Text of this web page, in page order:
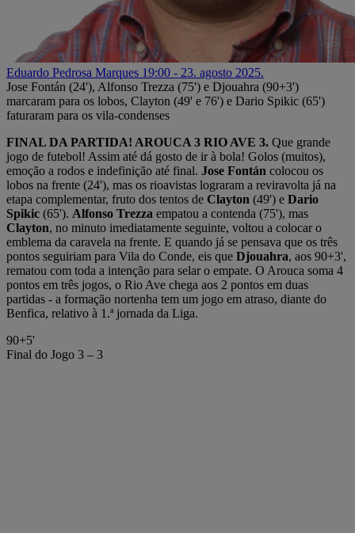
Eduardo Pedrosa Marques 19:00 - 23. agosto 2025.
Jose Fontán (24'), Alfonso Trezza (75') e Djouahra (90+3')
marcaram para os lobos, Clayton (49' e 76') e Dario Spikic (65')
faturaram para os vila-condenses
FINAL DA PARTIDA! AROUCA 3 RIO AVE 3. Que grande
jogo de futebol! Assim até dá gosto de ir à bola! Golos (muitos),
emoção a rodos e indefinição até final. Jose Fontán colocou os
lobos na frente (24'), mas os rioavistas lograram a reviravolta já na
etapa complementar, fruto dos tentos de Clayton (49') e Dario
Spikic (65'). Alfonso Trezza empatou a contenda (75'), mas
Clayton, no minuto imediatamente seguinte, voltou a colocar o
emblema da caravela na frente. E quando já se pensava que os três
pontos seguiriam para Vila do Conde, eis que Djouahra, aos 90+3',
rematou com toda a intenção para selar o empate. O Arouca soma 4
pontos em três jogos, o Rio Ave chega aos 2 pontos em duas
partidas - a formação nortenha tem um jogo em atraso, diante do
Benfica, relativo à 1.ª jornada da Liga.
90+5'
Final do Jogo 3 – 3